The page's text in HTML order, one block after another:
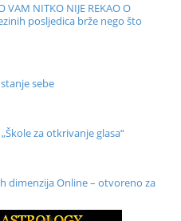
NITKO NIJE REKAO O
posljedica brže nego što
sebe
za otkrivanje glasa“
dimenzija Online – otvoreno za